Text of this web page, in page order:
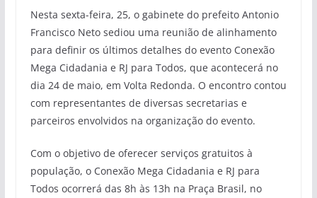
Nesta sexta-feira, 25, o gabinete do prefeito Antonio
Francisco Neto sediou uma reunião de alinhamento
para definir os últimos detalhes do evento Conexão
Mega Cidadania e RJ para Todos, que acontecerá no
dia 24 de maio, em Volta Redonda. O encontro contou
com representantes de diversas secretarias e
parceiros envolvidos na organização do evento.
Com o objetivo de oferecer serviços gratuitos à
população, o Conexão Mega Cidadania e RJ para
Todos ocorrerá das 8h às 13h na Praça Brasil, no